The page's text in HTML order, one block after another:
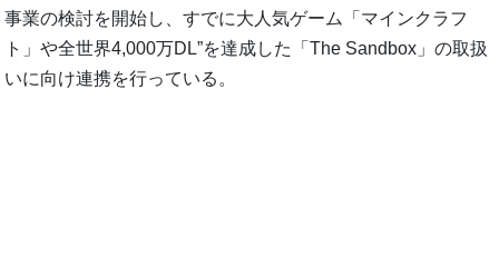
事業の検討を開始し、すでに大人気ゲーム「マインクラフ
ト」や全世界4,000万DL”を達成した「The Sandbox」の取扱
いに向け連携を行っている。